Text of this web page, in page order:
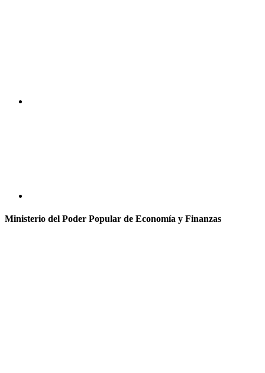
Ministerio del Poder Popular de Economía y Finanzas